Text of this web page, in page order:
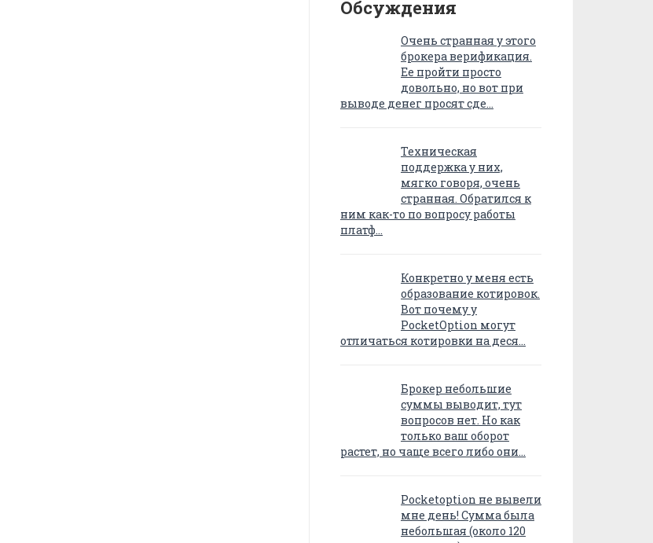
Обсуждения
Очень странная у этого
брокера верификация.
Ее пройти просто
довольно, но вот при
выводе денег просят сде…
Техническая
поддержка у них,
мягко говоря, очень
странная. Обратился к
ним как-то по вопросу работы
платф…
Конкретно у меня есть
образование котировок.
Вот почему у
PocketOption могут
отличаться котировки на деся…
Брокер небольшие
суммы выводит, тут
вопросов нет. Но как
только ваш оборот
растет, но чаще всего либо они…
Pocketoption не вывели
мне день! Сумма была
небольшая (около 120